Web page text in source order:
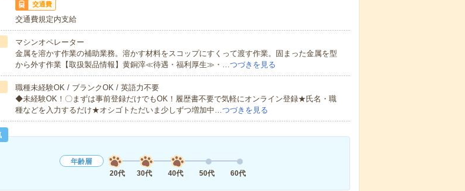
交通費
交通費規定内支給
マシンオペレーター
金属を溶かす作業の補助業務。溶かす材料をスコップにすくって渡す作業。固まった金属を型
から外す作業【取扱製品情報】黄銅滓≪待遇・福利厚生≫・…つづきを見る
職種未経験OK / ブランクOK / 英語力不要
◆未経験OK！〇まずは事前登録だけでもOK！履歴書不要で気軽にオンライン登録★氏名・職
種などを入力するだけ★オシゴトただいま少しずつ増加中…つづきを見る
年齢層
20代
30代 40代 50代 60代